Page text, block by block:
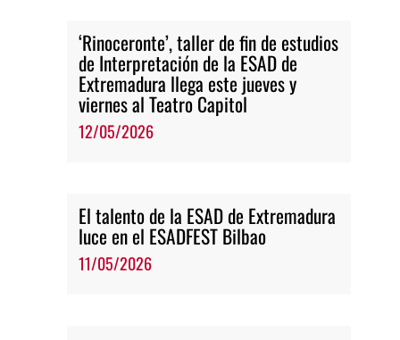
‘Rinoceronte’, taller de fin de estudios
de Interpretación de la ESAD de
Extremadura llega este jueves y
viernes al Teatro Capitol
12/05/2026
El talento de la ESAD de Extremadura
luce en el ESADFEST Bilbao
11/05/2026